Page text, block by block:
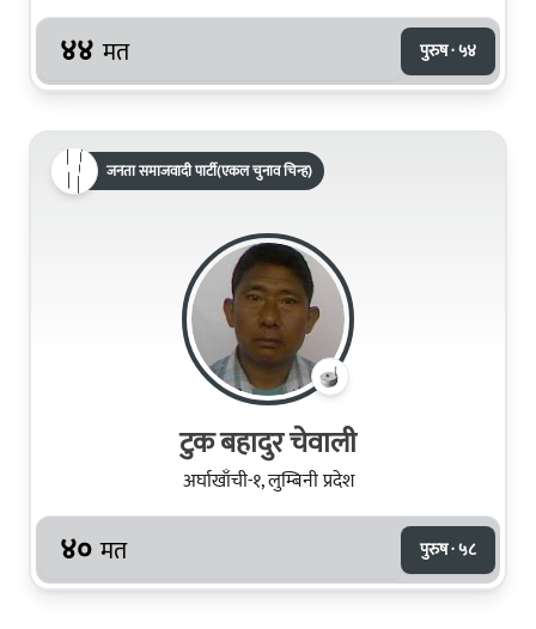
४४ मत पुरुष · ५४
जनता समाजवादी पार्टी(एकल चुनाव चिन्ह)
टुक बहादुर चेवाली
अर्घाखाँची-१, लुम्बिनी प्रदेश
४० मत पुरुष · ५८